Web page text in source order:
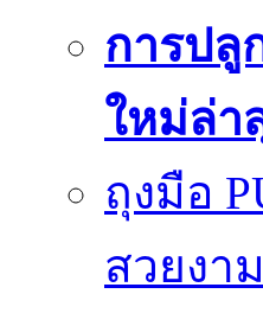
การปลู
ใหม่ล่า
ถุงมือ
สวยงาม